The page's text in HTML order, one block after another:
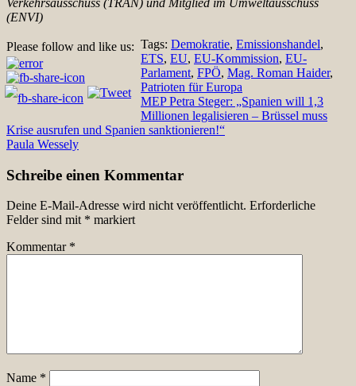
(ENVI)
Please follow and like us: Tags: Demokratie, Emissionshandel,
ETS, EU, EU-Kommission, EU-
Parlament, FPÖ, Mag. Roman Haider,
Patrioten für Europa
BeitragsnavigationMEP Petra Steger: „Spanien will 1,3
Millionen legalisieren – Brüssel muss
Krise ausrufen und Spanien sanktionieren!“
Paula Wessely
Schreibe einen Kommentar
Deine E-Mail-Adresse wird nicht veröffentlicht. Erforderliche
Felder sind mit * markiert
Kommentar *
Name *